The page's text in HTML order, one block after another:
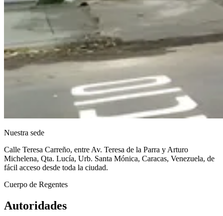
Nuestra sede
Calle Teresa Carreño, entre Av. Teresa de la Parra y Arturo
Michelena, Qta. Lucía, Urb. Santa Mónica, Caracas, Venezuela, de
fácil acceso desde toda la ciudad.
Cuerpo de Regentes
Autoridades